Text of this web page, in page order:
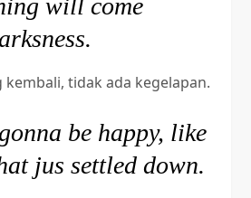
will come
kembali, tidak ada kegelapan.
be happy, like
jus settled down.